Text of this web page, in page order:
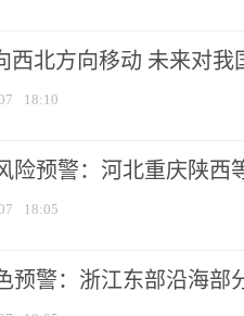
西北方向移动 未来对我
18:10
险预警：河北重庆陕西
18:05
预警：浙江东部沿海部